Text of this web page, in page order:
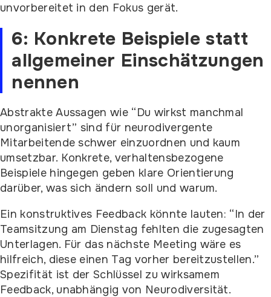
unvorbereitet in den Fokus gerät.
6: Konkrete Beispiele statt
allgemeiner Einschätzungen
nennen
Abstrakte Aussagen wie “Du wirkst manchmal
unorganisiert” sind für neurodivergente
Mitarbeitende schwer einzuordnen und kaum
umsetzbar. Konkrete, verhaltensbezogene
Beispiele hingegen geben klare Orientierung
darüber, was sich ändern soll und warum.
Ein konstruktives Feedback könnte lauten: “In der
Teamsitzung am Dienstag fehlten die zugesagten
Unterlagen. Für das nächste Meeting wäre es
hilfreich, diese einen Tag vorher bereitzustellen.”
Spezifität ist der Schlüssel zu wirksamem
Feedback, unabhängig von Neurodiversität.